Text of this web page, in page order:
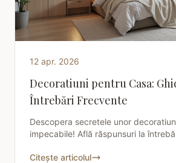
12 apr. 2026
Decoratiuni pentru Casa:
Întrebări Frecvente
Descopera secretele unor
impecabile! Află răspunsuri la
Citește articolul